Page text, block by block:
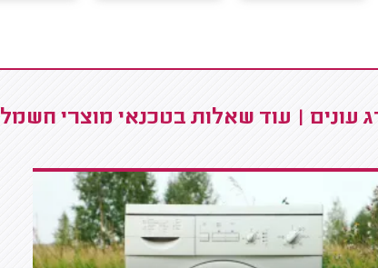
עונים | עוד שאלות בטכנאי מוצרי חשמל